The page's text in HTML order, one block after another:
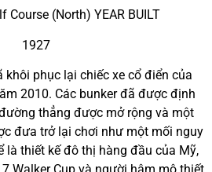
Course (North) YEAR BUILT
1927
khôi phục lại chiếc xe cổ điển của
2010. Các bunker đã được định
thẳng được mở rộng và một
đưa trở lại chơi như một mối nguy
là thiết kế đô thị hàng đầu của Mỹ,